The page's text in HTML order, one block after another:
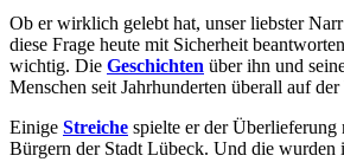
Ob er wirklich gelebt hat, unser liebster Narr
diese Frage heute mit Sicherheit
wichtig. Die Geschichten über ihn und
Menschen seit Jahrhunderten überall auf der
Einige Streiche spielte er der Überlieferung
Bürgern der Stadt Lübeck. Und die wurden